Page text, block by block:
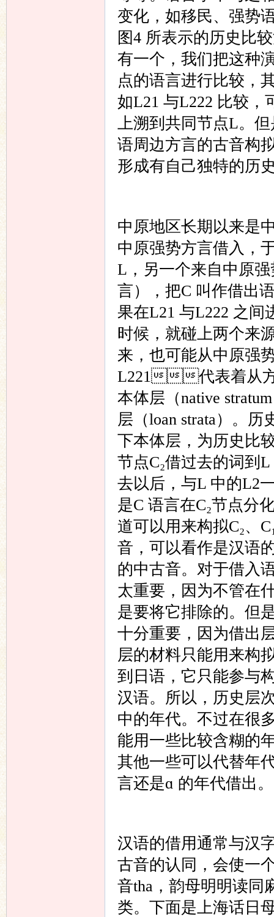
变化，如移民、强势
图4 所表示的历史比
有一个，我们把这种
点的语言进行比较，
如L21 与L222 比较，
上溯到共同节点L。
语周边方言的古音构
形成有自己独特的历
中原地区长期以来是
中原强势方言借入，
L，另一个来自中原
言），把C 叫作借出
果在L21 与L222 之间
时候，就碰上两个来
来，也可能从中原
L221代表着从方
本体层（native
层（loan strata）。
下本体层，为历史比
节点C₂借过去的词到L
去以后，与L 中的L2
是C 语言在C₂节点分
道可以用来构拟C₂、
音，可以看作是汉语
的中古音。对于借入
太重要，因为不管在
是要将它排除的。但
十分重要，因为借出
层的材料只能用来构
到日语，它只能参与
汉语。所以，历史层
中的年代。不过在很
能用一些比较含糊的
其他一些可以代替年
言还是ɑ 的年代借出。
汉语的借用通常与汉
古音的认同，会使一
音tha，韵母明明读同
类。下面是上海话日